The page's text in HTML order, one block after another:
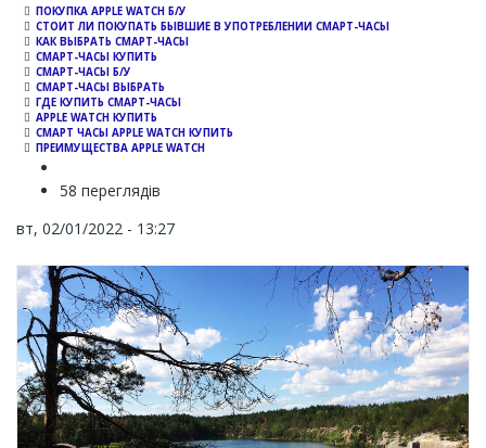
ПОКУПКА APPLE WATCH Б/У
СТОИТ ЛИ ПОКУПАТЬ БЫВШИЕ В УПОТРЕБЛЕНИИ СМАРТ-ЧАСЫ
КАК ВЫБРАТЬ СМАРТ-ЧАСЫ
СМАРТ-ЧАСЫ КУПИТЬ
СМАРТ-ЧАСЫ Б/У
СМАРТ-ЧАСЫ ВЫБРАТЬ
ГДЕ КУПИТЬ СМАРТ-ЧАСЫ
APPLE WATCH КУПИТЬ
СМАРТ ЧАСЫ APPLE WATCH КУПИТЬ
ПРЕИМУЩЕСТВА APPLE WATCH
58 переглядів
вт, 02/01/2022 - 13:27